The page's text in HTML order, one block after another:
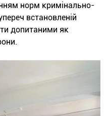
норм кримінально-
встановленій
допитаними як